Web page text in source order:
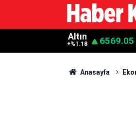
Altın
+%1.18 6569.05
Anasayfa